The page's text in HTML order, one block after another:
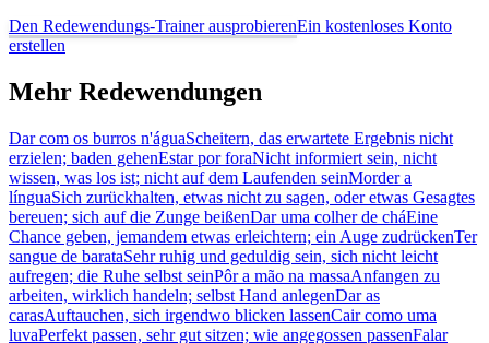
Den Redewendungs-Trainer ausprobierenEin kostenloses Konto
erstellen
Mehr Redewendungen
Dar com os burros n'águaScheitern, das erwartete Ergebnis nicht
erzielen; baden gehenEstar por foraNicht informiert sein, nicht
wissen, was los ist; nicht auf dem Laufenden seinMorder a
línguaSich zurückhalten, etwas nicht zu sagen, oder etwas Gesagtes
bereuen; sich auf die Zunge beißenDar uma colher de cháEine
Chance geben, jemandem etwas erleichtern; ein Auge zudrückenTer
sangue de barataSehr ruhig und geduldig sein, sich nicht leicht
aufregen; die Ruhe selbst seinPôr a mão na massaAnfangen zu
arbeiten, wirklich handeln; selbst Hand anlegenDar as
carasAuftauchen, sich irgendwo blicken lassenCair como uma
luvaPerfekt passen, sehr gut sitzen; wie angegossen passenFalar